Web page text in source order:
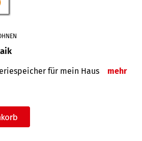
für mein Haus mehr